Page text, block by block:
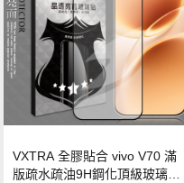
VXTRA 全膠貼合 vivo V70 滿
版疏水疏油9H鋼化頂級玻璃貼